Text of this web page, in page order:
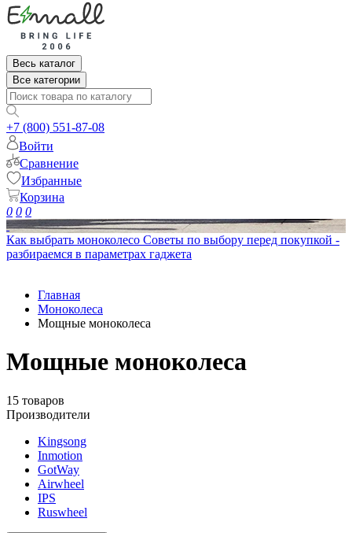
Весь каталог
Все категории
+7 (800) 551-87-08
Войти
Сравнение
Избранные
Корзина
0 0 0
Как выбрать моноколесо Советы по выбору перед покупкой -
разбираемся в параметрах гаджета
Главная
Моноколеса
Мощные моноколеса
Мощные моноколеса
15 товаров
Производители
Kingsong
Inmotion
GotWay
Airwheel
IPS
Ruswheel